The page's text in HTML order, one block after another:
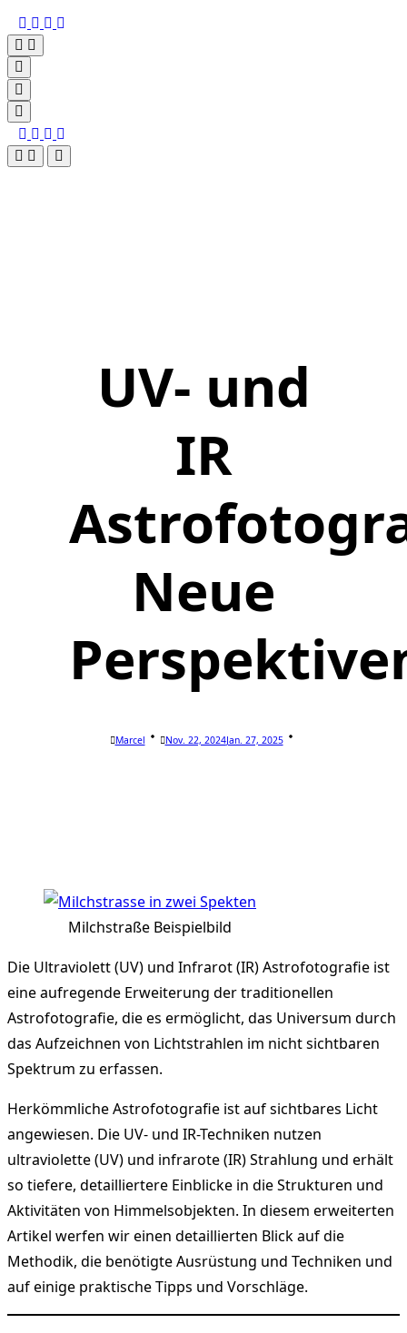
UV- und
IR
Neue
Marcel Nov. 22, 2024Jan. 27, 2025
Milchstraße Beispielbild
Die Ultraviolett (UV) und Infrarot (IR) Astrofotografie ist
eine aufregende Erweiterung der traditionellen
Astrofotografie, die es ermöglicht, das Universum durch
das Aufzeichnen von Lichtstrahlen im nicht sichtbaren
Spektrum zu erfassen.
Herkömmliche Astrofotografie ist auf sichtbares Licht
angewiesen. Die UV- und IR-Techniken nutzen
ultraviolette (UV) und infrarote (IR) Strahlung und erhält
so tiefere, detailliertere Einblicke in die Strukturen und
Aktivitäten von Himmelsobjekten. In diesem erweiterten
Artikel werfen wir einen detaillierten Blick auf die
Methodik, die benötigte Ausrüstung und Techniken und
auf einige praktische Tipps und Vorschläge.